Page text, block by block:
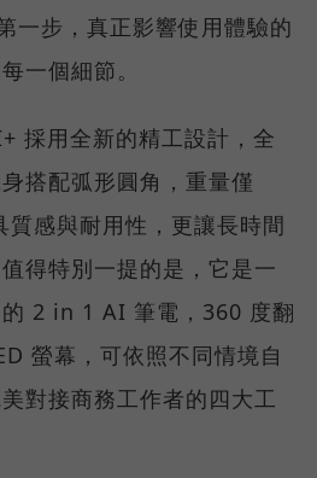
一步，真正影響使用體驗的
一個細節。
採用全新的精工設計，全
搭配弧形圓角，重量僅
感與耐用性，更讓長時間
得特別一提的是，它是一
2 in 1 AI 筆電，360 度翻
螢幕，可依照不同情境自
對接商務工作者的四大工